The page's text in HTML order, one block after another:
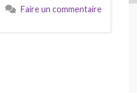
Faire un commentaire